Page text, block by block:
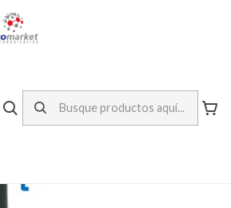
ENVÍO A TODO CHILE
4G TH-510 CON COBERTURA